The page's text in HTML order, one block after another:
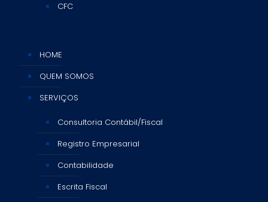
CFC
HOME
QUEM SOMOS
SERVIÇOS
Consultoria Contábil/Fiscal
Registro Empresarial
Contabilidade
Escrita Fiscal